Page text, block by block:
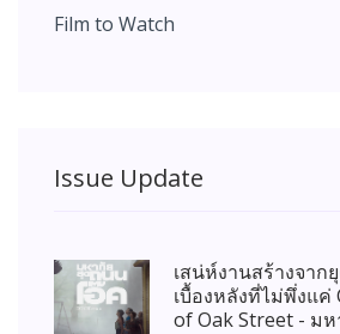
Film to Watch
Issue Update
เสน่ห์งานสร้างจาก
เบื้องหลังที่ไม่พึ่งแค่
of Oak Street - ม